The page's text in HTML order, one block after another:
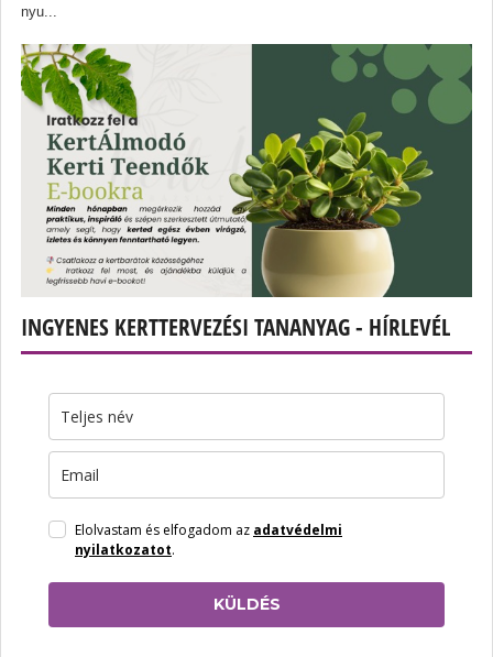
nyu...
INGYENES KERTTERVEZÉSI TANANYAG - HÍRLEVÉL
Elolvastam és elfogadom az adatvédelmi
nyilatkozatot.
KÜLDÉS